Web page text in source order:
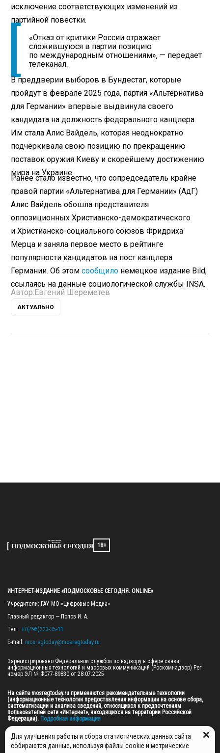
исключение соответствующих изменений из
партийной повестки.
«Отказ от критики России отражает
сложившуюся в партии позицию
по международным отношениям», — передает
телеканал.
В преддверии выборов в Бундестаг, которые
пройдут в феврале 2025 года, партия «Альтернатива
для Германии» впервые выдвинула своего
кандидата на должность федерального канцлера.
Им стала Алис Вайдель, которая неоднократно
подчёркивала свою позицию по прекращению
поставок оружия Киеву и скорейшему достижению
мира на Украине.
Ранее стало известно, что сопредседатель крайне
правой партии «Альтернатива для Германии» (АдГ)
Алис Вайдель обошла представителя
оппозиционных Христианско-демократического
и Христианско-социального союзов Фридриха
Мерца и заняла первое место в рейтинге
популярности кандидатов на пост канцлера
Германии. Об этомсообщило немецкое издание Bild,
ссылаясь на данные социологической службы INSA.
Автор:Евгений Шереметев
АКТУАЛЬНО
18+
ИНТЕРНЕТ-ИЗДАНИЕ «ПОДМОСКОВЬЕ СЕГОДНЯ. ONLINE»
Учредители: ГАУ МО «Цифровые Медиа»
Главный редактор — Попов И. А.
Тел.: +7(495)223-35-11
E-mail: mosregtoday@mosregtoday.ru
Зарегистрировано Федеральной службой по надзору в сфере связи,
информационных технологий и массовых коммуникаций (Роскомнадзор) Рег.
номер ЭЛ № ФС77-89830 от 28.07.2025
На сайте mosregtoday.ru применяются рекомендательные технологии
(информационные технологии предоставления информации на основе сбора,
систематизации и анализа сведений, относящихся к предпочтениям
пользователей сети «Интернет», находящихся на территории Российской
Федерации). Подробная информация
© 2026 ПРАВА НА ВСЕ МАТЕРИАЛЫ САЙТА ПРИНАДЛЕЖАТ ГАУ МО "ЦИФРОВЫЕ
МЕДИА" (ОГРН: 1255000059467).
Для улучшения работы и сбора статистических данных сайта
собираются данные, используя файлы cookie и метрические